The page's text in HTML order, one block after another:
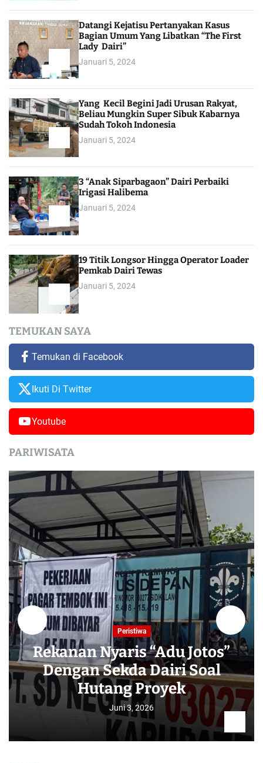
Datangi Kejatisu Pertanyakan Kasus
Bagian Umum Yang Libatkan “The First
Lady Dairi”
Januari 5, 2024
Yang Kecil Begini Jadi Urusan Rakyat,
Beliau Mungkin Super Sibuk Kabarnya
Sudah Tokoh Indonesia
Januari 5, 2024
3 “Anak Siparbagaon” Dairi Perbaiki
Irigasi Halibema
Januari 5, 2024
19 Titik Longsor Hingga Operator Loader
Pemkab Dairi Tewas
Januari 5, 2024
TEMUKAN SAYA
Temukan di Facebook
Ikuti Di Twitter
Youtube
PARIWISATA
Peristiwa
Rekanan Nyaris “Adu Jotos”
Dengan Sekda Dairi Soal
Hutang Proyek
Juni 3, 2026